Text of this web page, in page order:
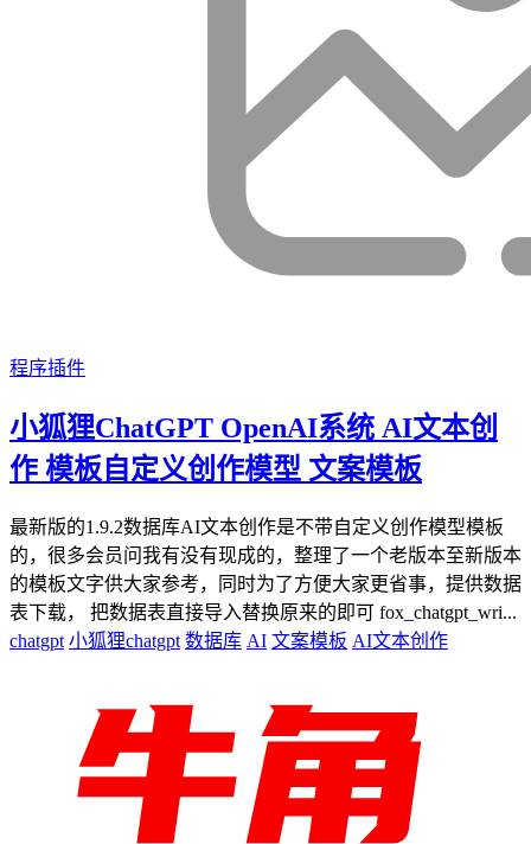
程序插件
小狐狸ChatGPT OpenAI系统 AI文本创
作 模板自定义创作模型 文案模板
最新版的1.9.2数据库AI文本创作是不带自定义创作模型模板
的，很多会员问我有没有现成的，整理了一个老版本至新版本
的模板文字供大家参考，同时为了方便大家更省事，提供数据
表下载， 把数据表直接导入替换原来的即可 fox_chatgpt_wri...
chatgpt 小狐狸chatgpt 数据库 AI 文案模板 AI文本创作